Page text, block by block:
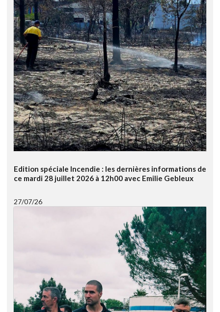
Edition spéciale Incendie : les dernières informations de
ce mardi 28 juillet 2026 à 12h00 avec Emilie Gebleux
27/07/26